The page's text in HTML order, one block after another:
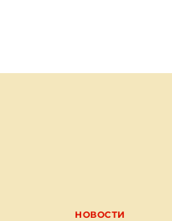
НОВОСТИ